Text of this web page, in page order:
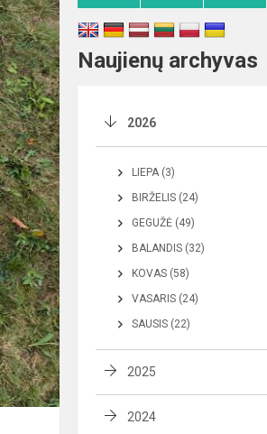
Naujienų archyvas
2026
LIEPA (3)
BIRŽELIS (24)
GEGUŽĖ (49)
BALANDIS (32)
KOVAS (58)
VASARIS (24)
SAUSIS (22)
2025
2024